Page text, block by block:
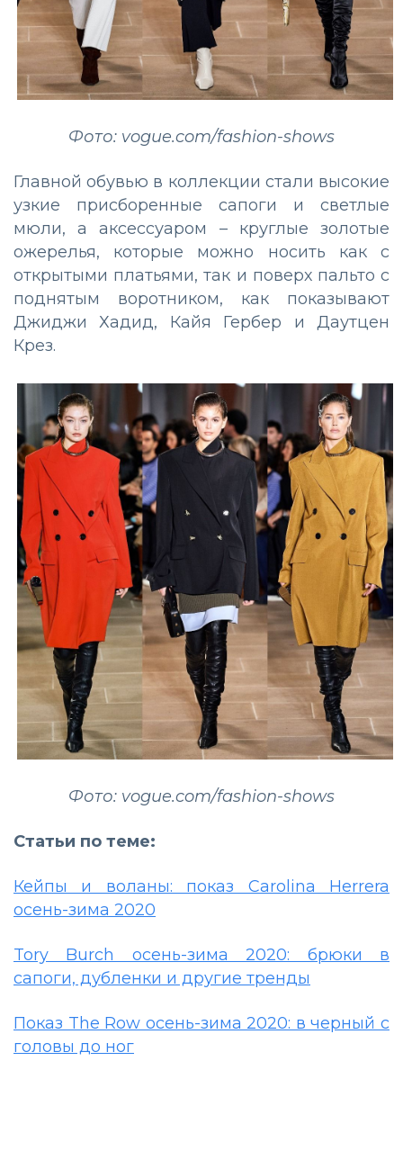
Фото: vogue.com/fashion-shows
Главной обувью в коллекции стали высокие
узкие присборенные сапоги и светлые
мюли, а аксессуаром – круглые золотые
ожерелья, которые можно носить как с
открытыми платьями, так и поверх пальто с
поднятым воротником, как показывают
Джиджи Хадид, Кайя Гербер и Даутцен
Крез.
Фото: vogue.com/fashion-shows
Статьи по теме:
Кейпы и воланы: показ Carolina Herrera
осень-зима 2020
Tory Burch осень-зима 2020: брюки в
сапоги, дубленки и другие тренды
Показ The Row осень-зима 2020: в черный с
головы до ног